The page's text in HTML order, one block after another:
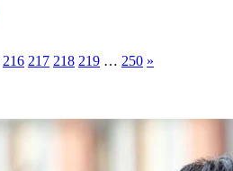
216 217 218 219 … 250 »